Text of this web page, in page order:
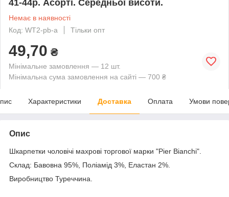
41-44р. Асорті. Середньої висоти.
Немає в наявності
Код: WT2-pb-a
Тільки опт
49,70 ₴
Мінімальне замовлення — 12 шт.
Мінімальна сума замовлення на сайті — 700 ₴
Характеристики Доставка Оплата Умови
Опис
Шкарпетки чоловічі махрові торгової марки "Pier Bianchi".
Склад: Бавовна 95%, Поліамід 3%, Еластан 2%.
Виробництво Туреччина.